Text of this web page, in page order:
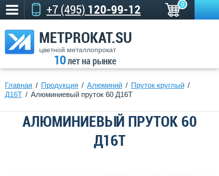
+7 (495) 120-99-12 0
METPROKAT.SU
цветной металлопрокат
10лет на рынке
Главная Продукция Алюминий
Пруток круглый
Д16T
Алюминиевый пруток 60 Д16Т
АЛЮМИНИЕВЫЙ ПРУТОК 60
Д16Т